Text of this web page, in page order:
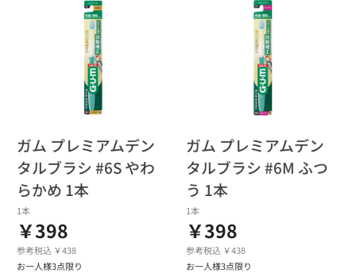
ガム プレミアムデン
タルブラシ #6S やわ
らかめ 1本
1本
￥398
参考税込 ￥438
お一人様3点限り
ガム プレミアムデン
タルブラシ #6M ふつ
う 1本
1本
￥398
参考税込 ￥438
お一人様3点限り